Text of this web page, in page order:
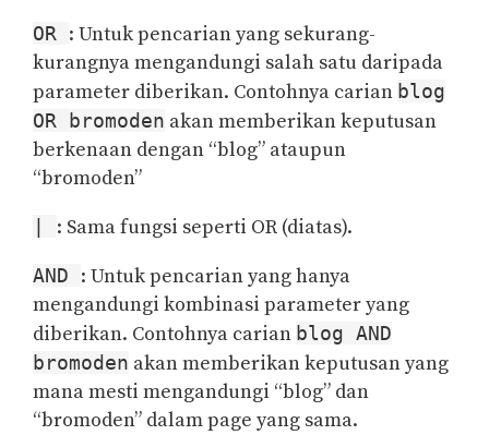
OR : Untuk pencarian yang sekurang-
kurangnya mengandungi salah satu daripada
parameter diberikan. Contohnya carian blog
OR bromoden akan memberikan keputusan
berkenaan dengan “blog” ataupun
“bromoden”
: Sama fungsi seperti OR (diatas).
AND : Untuk pencarian yang hanya
mengandungi kombinasi parameter yang
diberikan. Contohnya carian blog AND
bromoden akan memberikan keputusan yang
mana mesti mengandungi “blog” dan
“bromoden” dalam page yang sama.